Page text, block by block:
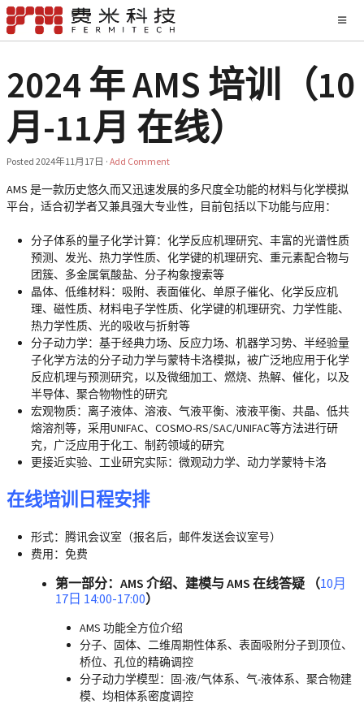
2024 年 AMS 培训（10
月-11月 在线）
Posted 2024年11月17日 · Add Comment
AMS 是一款历史悠久而又迅速发展的多尺度全功能的材料与化学模拟
平台，适合初学者又兼具强大专业性，目前包括以下功能与应用：
分子体系的量子化学计算：化学反应机理研究、丰富的光谱性质
预测、发光、热力学性质、化学键的机理研究、重元素配合物与
团簇、多金属氧酸盐、分子构象搜索等
晶体、低维材料：吸附、表面催化、单原子催化、化学反应机
理、磁性质、材料电子学性质、化学键的机理研究、力学性能、
热力学性质、光的吸收与折射等
分子动力学：基于经典力场、反应力场、机器学习势、半经验量
子化学方法的分子动力学与蒙特卡洛模拟，被广泛地应用于化学
反应机理与预测研究，以及微细加工、燃烧、热解、催化，以及
半导体、聚合物物性的研究
宏观物质：离子液体、溶液、气液平衡、液液平衡、共晶、低共
熔溶剂等，采用UNIFAC、COSMO-RS/SAC/UNIFAC等方法进行研
究，广泛应用于化工、制药领域的研究
更接近实验、工业研究实际：微观动力学、动力学蒙特卡洛
在线培训日程安排
形式：腾讯会议室（报名后，邮件发送会议室号）
费用：免费
第一部分：AMS 介绍、建模与 AMS 在线答疑 （10月
17日 14:00-17:00）
AMS 功能全方位介绍
分子、固体、二维周期性体系、表面吸附分子到顶位、
桥位、孔位的精确调控
分子动力学模型：固-液/气体系、气-液体系、聚合物建
模、均相体系密度调控